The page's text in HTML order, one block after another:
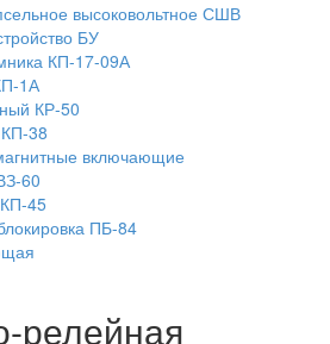
высоковольтное СШВ
БУ
КП-17-09А
1А
КР-50
38
включающие
60
45
ПБ-84
релейная